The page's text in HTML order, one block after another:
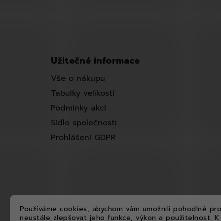
Používáme cookies, abychom vám umožnili pohodlné
neustále zlepšovat jeho funkce, výkon a použitelnost.
Užitečné informace
Vše o nákupu
Tabulky velikostí
Podmínky akcí
Sídlo společnosti
Prohlášení GDPR